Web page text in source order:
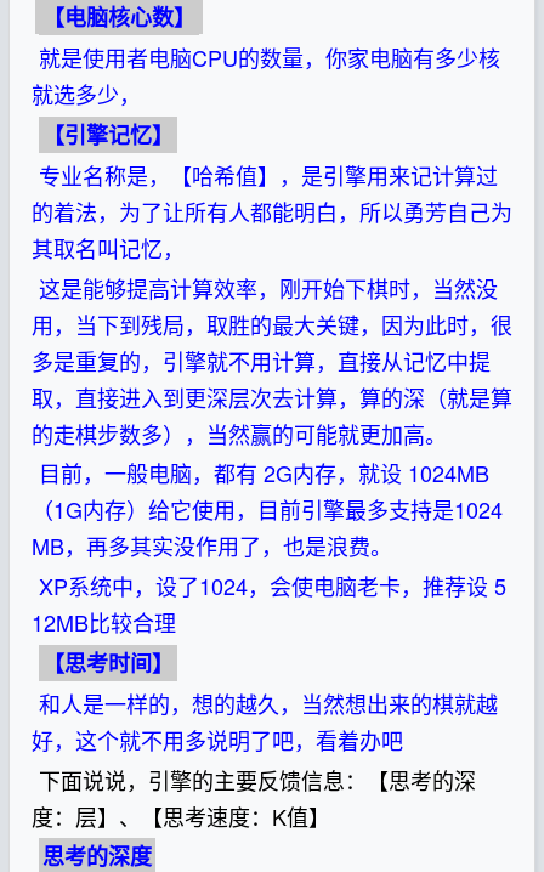
【电脑核心数】
就是使用者电脑CPU的数量，你家电脑有多少核
就选多少，
【引擎记忆】
专业名称是，【哈希值】，是引擎用来记计算过
的着法，为了让所有人都能明白，所以勇芳自己为
其取名叫记忆，
这是能够提高计算效率，刚开始下棋时，当然没
用，当下到残局，取胜的最大关键，因为此时，很
多是重复的，引擎就不用计算，直接从记忆中提
取，直接进入到更深层次去计算，算的深（就是算
的走棋步数多），当然赢的可能就更加高。
目前，一般电脑，都有 2G内存，就设 1024MB
（1G内存）给它使用，目前引擎最多支持是1024
MB，再多其实没作用了，也是浪费。
XP系统中，设了1024，会使电脑老卡，推荐设 5
12MB比较合理
【思考时间】
和人是一样的，想的越久，当然想出来的棋就越
好，这个就不用多说明了吧，看着办吧
下面说说，引擎的主要反馈信息：【思考的深
度：层】、【思考速度：K值】
思考的深度